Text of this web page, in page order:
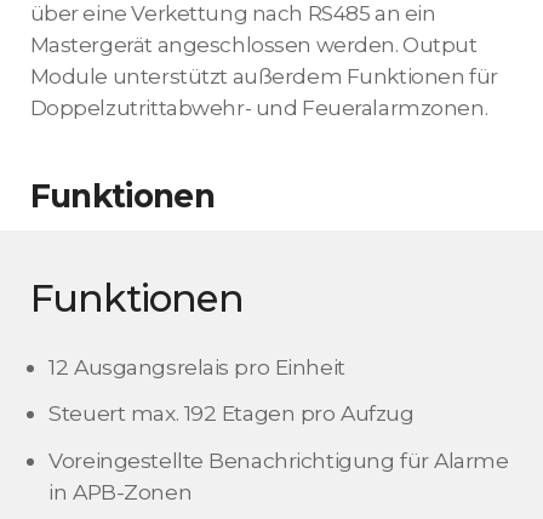
über eine Verkettung nach RS485 an ein
Mastergerät angeschlossen werden. Output
Module unterstützt außerdem Funktionen für
Doppelzutrittabwehr- und Feueralarmzonen.
Funktionen
Funktionen
12 Ausgangsrelais pro Einheit
Steuert max. 192 Etagen pro Aufzug
Voreingestellte Benachrichtigung für Alarme
in APB-Zonen